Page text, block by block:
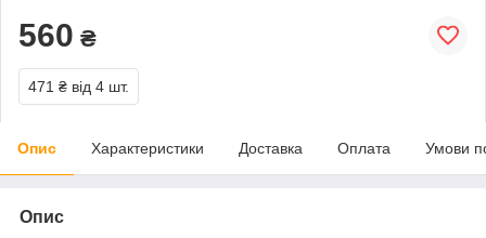
560 ₴
471 ₴ від 4 шт.
Опис Характеристики Доставка Оплата Умови
Опис